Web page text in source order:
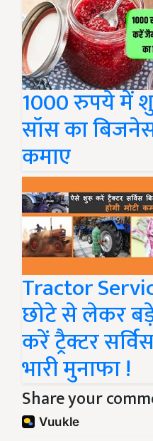
1000 रुपये में
सॉस का
कमाए
Tractor
छोटे से लेकर
करें ट्रैक्टर
भारी मुनाफा !
Share your